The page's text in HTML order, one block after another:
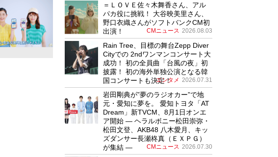
＝ＬＯＶＥ佐々木舞香さん、アル
パカ役に挑戦！ 大谷映美里さん、
野口衣織さんがソフトバンクCM初
出演！
CMニュース 2026.08.03
Rain Tree、目標の舞台Zepp Diver
Cityでの 2ndワンマンコンサート大
成功！ 初の全員曲「台風の夜」初
披露！ 初の海外単独公演となる韓
国コンサートも決定！
エンタメ 2026.07.31
岩田剛典が”夢のラジオカー”で地
元・愛知に夢を。 愛知トヨタ「AT
Dream」新TVCM、8月1日オンエ
ア開始 ― ヘラルボニー松田崇弥・
松田文登、AKB48 八木愛月、キッ
ズダンサー長瀬柊真（ＥＸＰＧ）
が集結 ―
CMニュース 2026.07.30